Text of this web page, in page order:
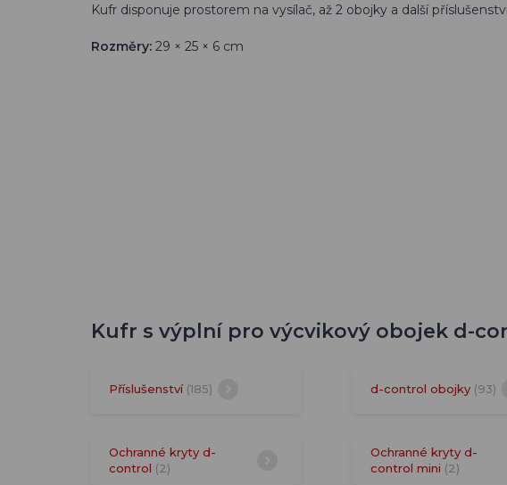
Kufr disponuje prostorem na vysílač, až 2 obojky a další
Rozměry: 29 × 25 × 6 cm
Kufr s výplní pro výcvikový obojek d-
Příslušenství (185) d-control obojky (93)
Ochranné kryty d-
control (2)
Ochranné kryty d-
control mini (2)